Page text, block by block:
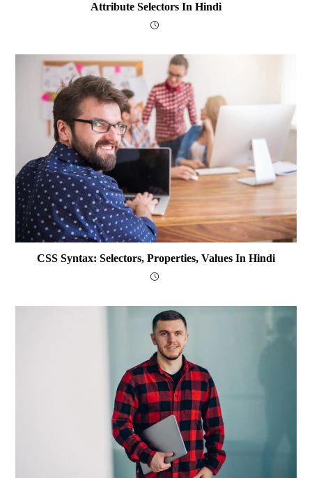
Attribute Selectors In Hindi
CSS Syntax: Selectors, Properties, Values In Hindi